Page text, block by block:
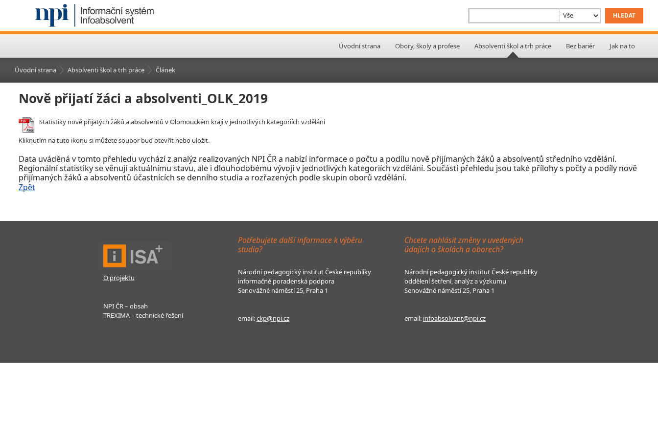
Úvodní strana Obory, školy a profese Absolventi škol a trh práce Bez bariér Jak na to
Úvodní strana Absolventi škol a trh práce Článek
Nově přijatí žáci a absolventi_OLK_2019
Statistiky nově přijatých žáků a absolventů v Olomouckém kraji v jednotlivých kategoriích vzdělání
Kliknutím na tuto ikonu si můžete soubor buď otevřít nebo uložit.
Data uváděná v tomto přehledu vychází z analýz realizovaných NPI ČR a nabízí informace o počtu a podílu nově přijímaných žáků a absolventů středního vzdělání.
Regionální statistiky se věnují aktuálnímu stavu, ale i dlouhodobému vývoji v jednotlivých kategoriích vzdělání. Součástí přehledu jsou také přílohy s počty a podíly nově
přijímaných žáků a absolventů účastnících se denního studia a rozřazených podle skupin oborů vzdělání.
Zpět
O projektu
NPI ČR – obsah
TREXIMA – technické řešení
Potřebujete další informace k výběru
studia?
Národní pedagogický institut České republiky
informačně poradenská podpora
Senovážné náměstí 25, Praha 1
email:ckp@npi.cz
Chcete nahlásit změny v uvedených
údajích o školách a oborech?
Národní pedagogický institut České republiky
oddělení šetření, analýz a výzkumu
Senovážné náměstí 25, Praha 1
email: infoabsolvent@npi.cz